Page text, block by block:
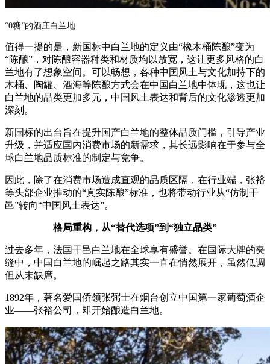
“0糖”的酒庄白兰地
值得一提的是，新国标中白兰地的定义由“橡木桶陈酿”变为
“陈酿”，对陈酿容器种类和材质均以放宽，这让更多风格的白
兰地有了想象空间。可以畅想，各种中国风土与文化加持下的
木桶、陶罐、酒海等陈酿方式会在中国白兰地中体现，这也让
白兰地的品类更加多元，中国风土表达和背后的文化渗透更加
深刻。
新国标的出台旨在提升国产白兰地的整体品质门槛，引导产业
升级，并适应国内消费市场的新需求，其长远影响在于参与全
球白兰地品质标准的制定与竞争。
因此，除了在消费市场造成直观的品质区隔，在行业端，张裕
等头部企业推动的“真实陈酿”标准，也将带动行业从“仿制干
邑”转向“中国风土表达”。
格局重构， 从“替代选项”到“独立品类”
过去多年，法国干邑白兰地在全球享有盛誉。在国际大牌的夹
缝中，中国白兰地的崛起之路其实一直在悄然展开，虽然低调
但从未缺席。
1892年，著名爱国侨领张弼士在烟台创立中国第一家葡萄酒企
业——张裕公司，即开始酿造白兰地。